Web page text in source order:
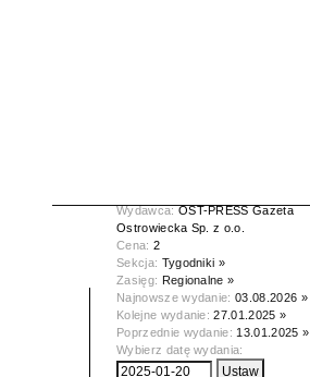
Wydawca:OST-PRESS Gazeta
Ostrowiecka Sp. z o.o.
Cena: 2
Sekcja: Tygodniki »
Zasięg: Regionalne »
Najnowsze wydanie:03.08.2026 »
Kolejne wydanie:27.01.2025 »
Poprzednie wydanie: 13.01.2025 »
Wybierz datę wydania: